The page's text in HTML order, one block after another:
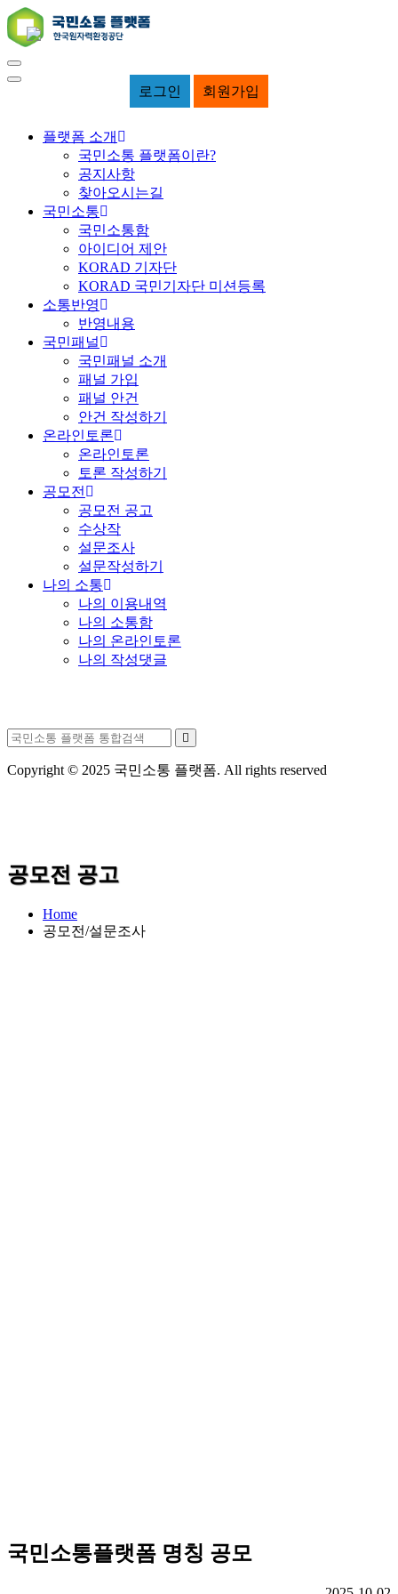
로그인 회원가입
플랫폼 소개
국민소통 플랫폼이란?
공지사항
찾아오시는길
국민소통
국민소통함
아이디어 제안
KORAD 기자단
KORAD 국민기자단 미션등록
소통반영
반영내용
국민패널
국민패널 소개
패널 가입
패널 안건
안건 작성하기
온라인토론
온라인토론
토론 작성하기
공모전
공모전 공고
수상작
설문조사
설문작성하기
나의 소통
나의 이용내역
나의 소통함
나의 온라인토론
나의 작성댓글
Copyright © 2025 국민소통 플랫폼. All rights reserved
공모전 공고
Home
공모전/설문조사
국민소통플랫폼 명칭 공모